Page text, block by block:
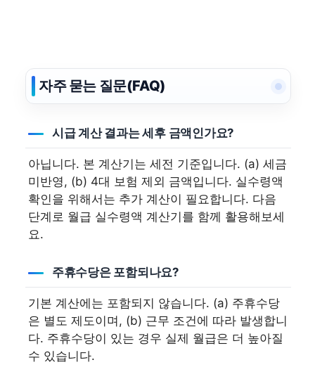
자주 묻는 질문(FAQ)
시급 계산 결과는 세후 금액인가요?
아닙니다. 본 계산기는 세전 기준입니다. (a) 세금
미반영, (b) 4대 보험 제외 금액입니다. 실수령액
확인을 위해서는 추가 계산이 필요합니다. 다음
단계로 월급 실수령액 계산기를 함께 활용해보세
요.
주휴수당은 포함되나요?
기본 계산에는 포함되지 않습니다. (a) 주휴수당
은 별도 제도이며, (b) 근무 조건에 따라 발생합니
다. 주휴수당이 있는 경우 실제 월급은 더 높아질
수 있습니다.